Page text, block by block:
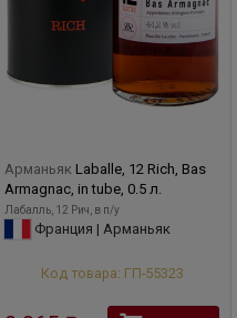
Арманьяк Laballe, 12 Rich, Bas
Armagnac, in tube, 0.5 л.
Лабалль, 12 Рич, в п/у
Франция | Арманьяк
Код товара: ГП-55323